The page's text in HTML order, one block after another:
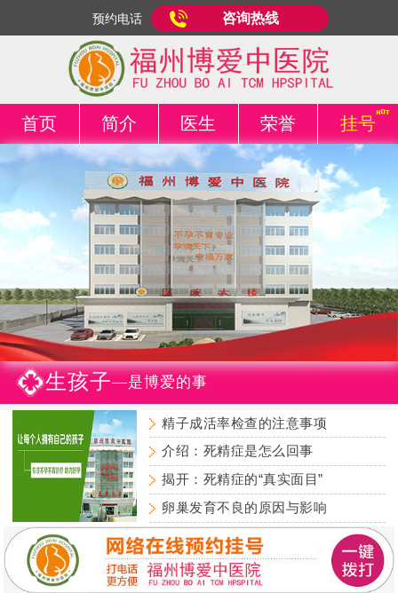
预约电话 咨询热线
首页 简介 医生 荣誉 挂号
生孩子—是博爱的事
精子成活率检查的注意事项
介绍：死精症是怎么回事
揭开：死精症的“真实面目”
卵巢发育不良的原因与影响